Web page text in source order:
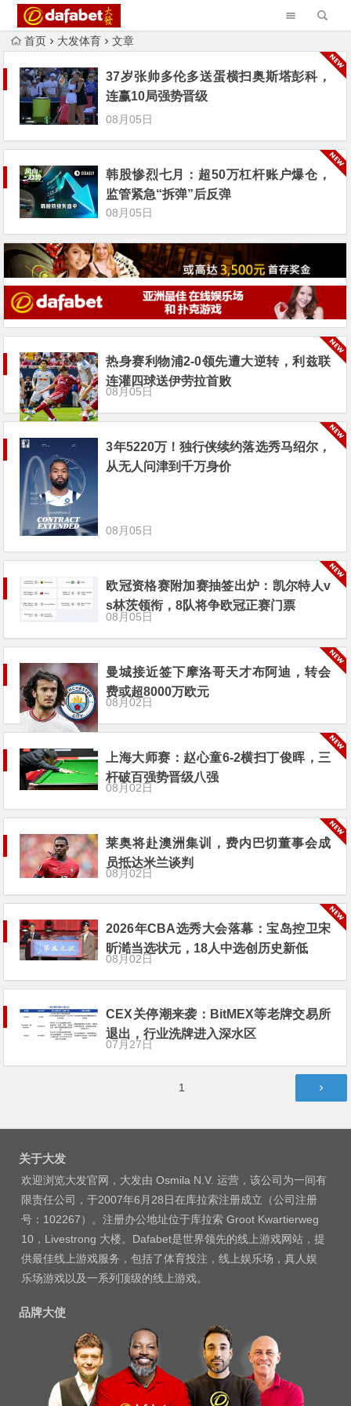
首页 大发体育 文章
37岁张帅多伦多送蛋横扫奥斯塔彭科，
连赢10局强势晋级
08月05日
韩股惨烈七月：超50万杠杆账户爆仓，
监管紧急“拆弹”后反弹
08月05日
热身赛利物浦2-0领先遭大逆转，利兹联
连灌四球送伊劳拉首败
08月05日
3年5220万！独行侠续约落选秀马绍尔，
从无人问津到千万身价
08月05日
欧冠资格赛附加赛抽签出炉：凯尔特人v
s林茨领衔，8队将争欧冠正赛门票
08月05日
曼城接近签下摩洛哥天才布阿迪，转会
费或超8000万欧元
08月02日
上海大师赛：赵心童6-2横扫丁俊晖，三
杆破百强势晋级八强
08月02日
莱奥将赴澳洲集训，费内巴切董事会成
员抵达米兰谈判
08月02日
2026年CBA选秀大会落幕：宝岛控卫宋
昕澔当选状元，18人中选创历史新低
08月02日
CEX关停潮来袭：BitMEX等老牌交易所
退出，行业洗牌进入深水区
07月27日
1
关于大发
欢迎浏览大发官网，大发由 Osmila N.V. 运营，该公司为一间有
限责任公司，于2007年6月28日在库拉索注册成立（公司注册
号：102267）。注册办公地址位于库拉索 Groot Kwartierweg
10，Livestrong 大楼。Dafabet是世界领先的线上游戏网站，提
供最佳线上游戏服务，包括了体育投注，线上娱乐场，真人娱
乐场游戏以及一系列顶级的线上游戏。
品牌大使